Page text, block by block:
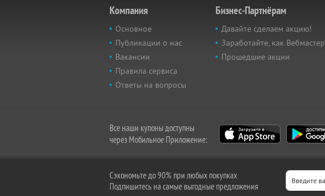
Компания
Основное
Публикации о нас
Вакансии
Правила сервиса
Ответы на вопросы
Бизнес-Партнёрам
Давайте сделаем акцию!
Заработайте, как Вебмастер
Прошедшие акции
Все наши купоны доступны
через Мобильное Приложение:
Сэкономьте до 90% при любых покупках
Подпишитесь на самые выгодные предложения